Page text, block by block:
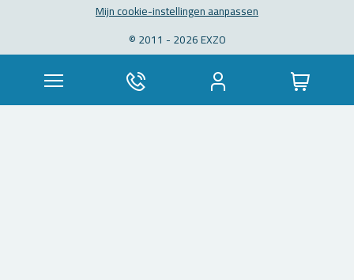
Mijn coo­kie-in­stel­lin­gen aan­pas­sen
© 2011 - 2026 EXZO